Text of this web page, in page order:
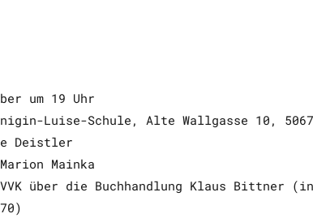
um 19 Uhr
Luise-Schule, Alte Wallgasse 10,
Deistler
Mainka
über die Buchhandlung Klaus Bittner